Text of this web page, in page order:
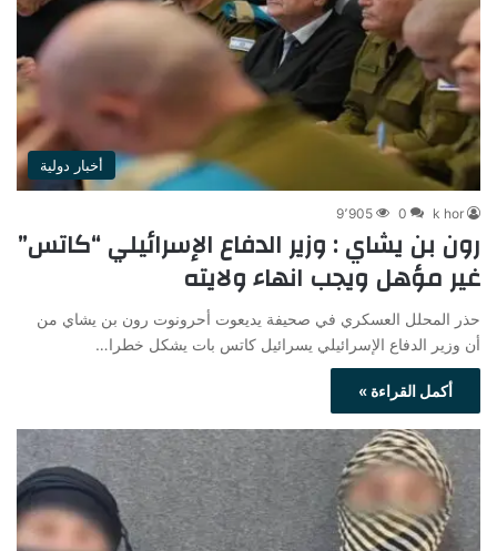
أخبار دولية
k hor
0 9٬905
رون بن يشاي : وزير الدفاع الإسرائيلي “كاتس”
غير مؤهل ويجب انهاء ولايته
حذر المحلل العسكري في صحيفة يديعوت أحرونوت رون بن يشاي من
أن وزير الدفاع الإسرائيلي يسرائيل كاتس بات يشكل خطرا…
أكمل القراءة »